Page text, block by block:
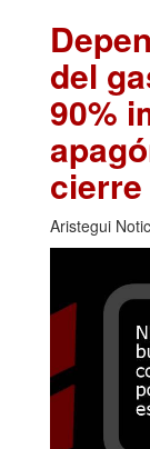
del
90%
Aristegui